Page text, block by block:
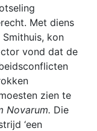
Met diens
kon
vond dat de
zien te
Novarum. Die
‘een